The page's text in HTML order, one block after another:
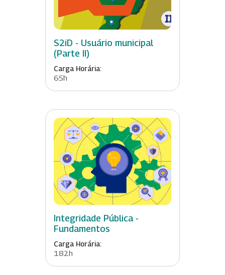
S2iD - Usuário municipal
(Parte II)
Carga Horária:
65h
Integridade Pública -
Fundamentos
Carga Horária:
182h